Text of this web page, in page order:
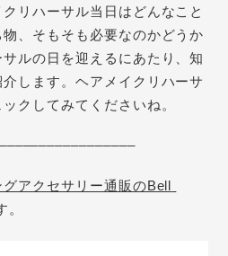
リハーサル当日はどんなこと
、そもそも必要なのかどうか
ルの日を迎えるにあたり、知
します。ヘアメイクリハーサ
クしてみてくださいね。
アクセサリー通販のBell
。